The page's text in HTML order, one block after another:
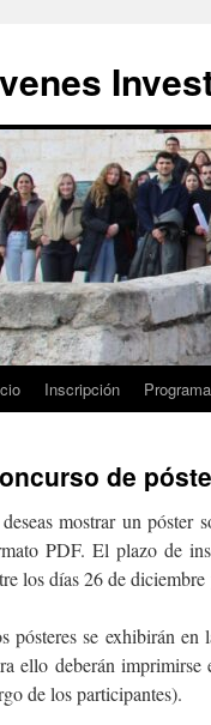
Inscripción Programa
de
mostrar un póster
PDF. El plazo de
los días 26 de
pósteres se exhibirán en
ello deberán
de los participantes).